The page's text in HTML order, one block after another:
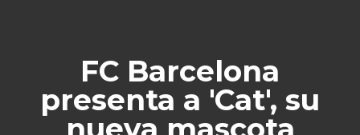
FC Barcelona
presenta a 'Cat', su